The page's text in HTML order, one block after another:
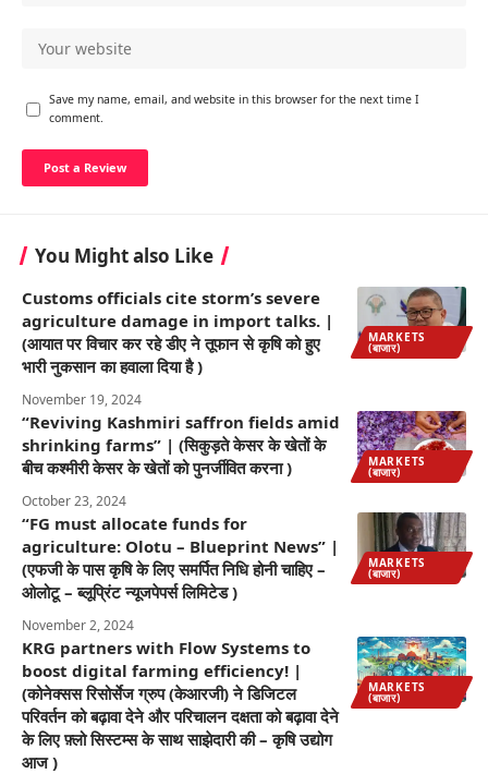
Save my name, email, and website in this browser for the next time I
comment.
You Might also Like
MARKETS
(बाजार)
Customs officials cite storm’s severe
agriculture damage in import talks. |
(आयात पर विचार कर रहे डीए ने तूफान से कृषि को हुए
भारी नुकसान का हवाला दिया है )
November 19, 2024
MARKETS
(बाजार)
“Reviving Kashmiri saffron fields amid
shrinking farms” | (सिकुड़ते केसर के खेतों के
बीच कश्मीरी केसर के खेतों को पुनर्जीवित करना )
October 23, 2024
MARKETS
(बाजार)
“FG must allocate funds for
agriculture: Olotu – Blueprint News” |
(एफजी के पास कृषि के लिए समर्पित निधि होनी चाहिए –
ओलोटू – ब्लूप्रिंट न्यूजपेपर्स लिमिटेड )
November 2, 2024
MARKETS
(बाजार)
KRG partners with Flow Systems to
boost digital farming efficiency! |
(कोनेक्सस रिसोर्सेज ग्रुप (केआरजी) ने डिजिटल
परिवर्तन को बढ़ावा देने और परिचालन दक्षता को बढ़ावा देने
के लिए फ़्लो सिस्टम्स के साथ साझेदारी की – कृषि उद्योग
आज )